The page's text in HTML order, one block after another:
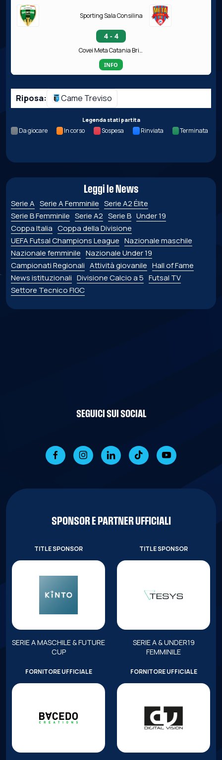
Sporting Sala Consilina
4 - 4
Covei Meta Catania Bricocity
INFO
Riposa: Came Treviso
Legenda stati partita
Da giocare In corso Sospesa Rinviata Terminata
Leggi le News
Serie A Serie A Femminile Serie A2 Élite
Serie B Femminile Serie A2 Serie B Under 19
Coppa Italia Coppa della Divisione
UEFA Futsal Champions League Nazionale maschile
Nazionale femminile Nazionale Under 19
Campionati Regionali Attività giovanile Hall of Fame
News istituzionali Divisione Calcio a 5 Futsal TV
Settore Tecnico FIGC
SEGUICI SUI SOCIAL
SPONSOR E PARTNER UFFICIALI
TITLE SPONSOR
SERIE A MASCHILE & FUTURE
CUP
TITLE SPONSOR
SERIE A & UNDER19
FEMMINILE
FORNITORE UFFICIALE FORNITORE UFFICIALE